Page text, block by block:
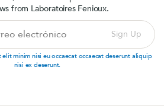
from Laboratoires Fenioux.
dirección
de
correo
Sign Up
minim nisi eu occaecat occaecat deserunt aliquip
nisi ex deserunt.